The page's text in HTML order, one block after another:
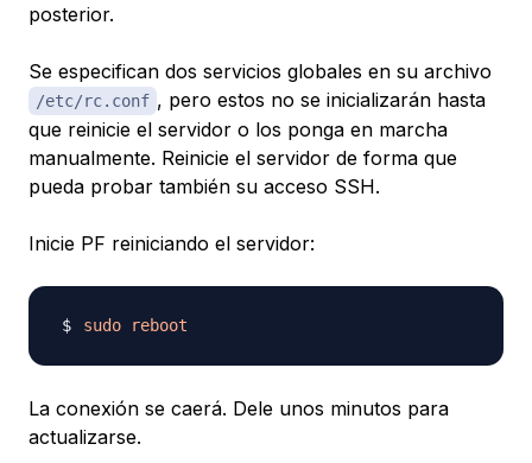
posterior.
Se especifican dos servicios globales en su archivo
/etc/rc.conf , pero estos no se inicializarán hasta
que reinicie el servidor o los ponga en marcha
manualmente. Reinicie el servidor de forma que
pueda probar también su acceso SSH.
Inicie PF reiniciando el servidor:
sudo reboot
La conexión se caerá. Dele unos minutos para
actualizarse.